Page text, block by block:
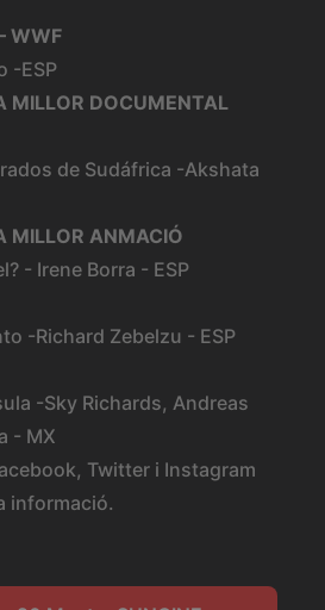
WWF
-ESP
MILLOR DOCUMENTAL
de Sudáfrica -Akshata
MILLOR ANMACIÓ
- Irene Borra - ESP
-Richard Zebelzu - ESP
-Sky Richards, Andreas
- MX
Twitter i Instagram
informació.